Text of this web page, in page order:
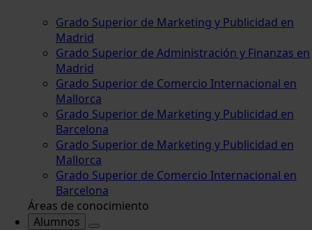
Grado Superior de Marketing y Publicidad en
Madrid
Grado Superior de Administración y Finanzas en
Madrid
Grado Superior de Comercio Internacional en
Mallorca
Grado Superior de Marketing y Publicidad en
Barcelona
Grado Superior de Marketing y Publicidad en
Mallorca
Grado Superior de Comercio Internacional en
Barcelona
Áreas de conocimiento
Alumnos